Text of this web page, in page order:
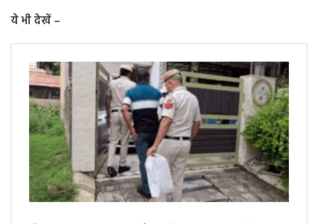
ये भी देखें –